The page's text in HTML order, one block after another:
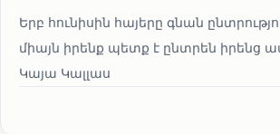
Երբ հունիսին հայերը գնան
միայն իրենք պետք է ընտրեն իրենց
Կայա Կալլաս